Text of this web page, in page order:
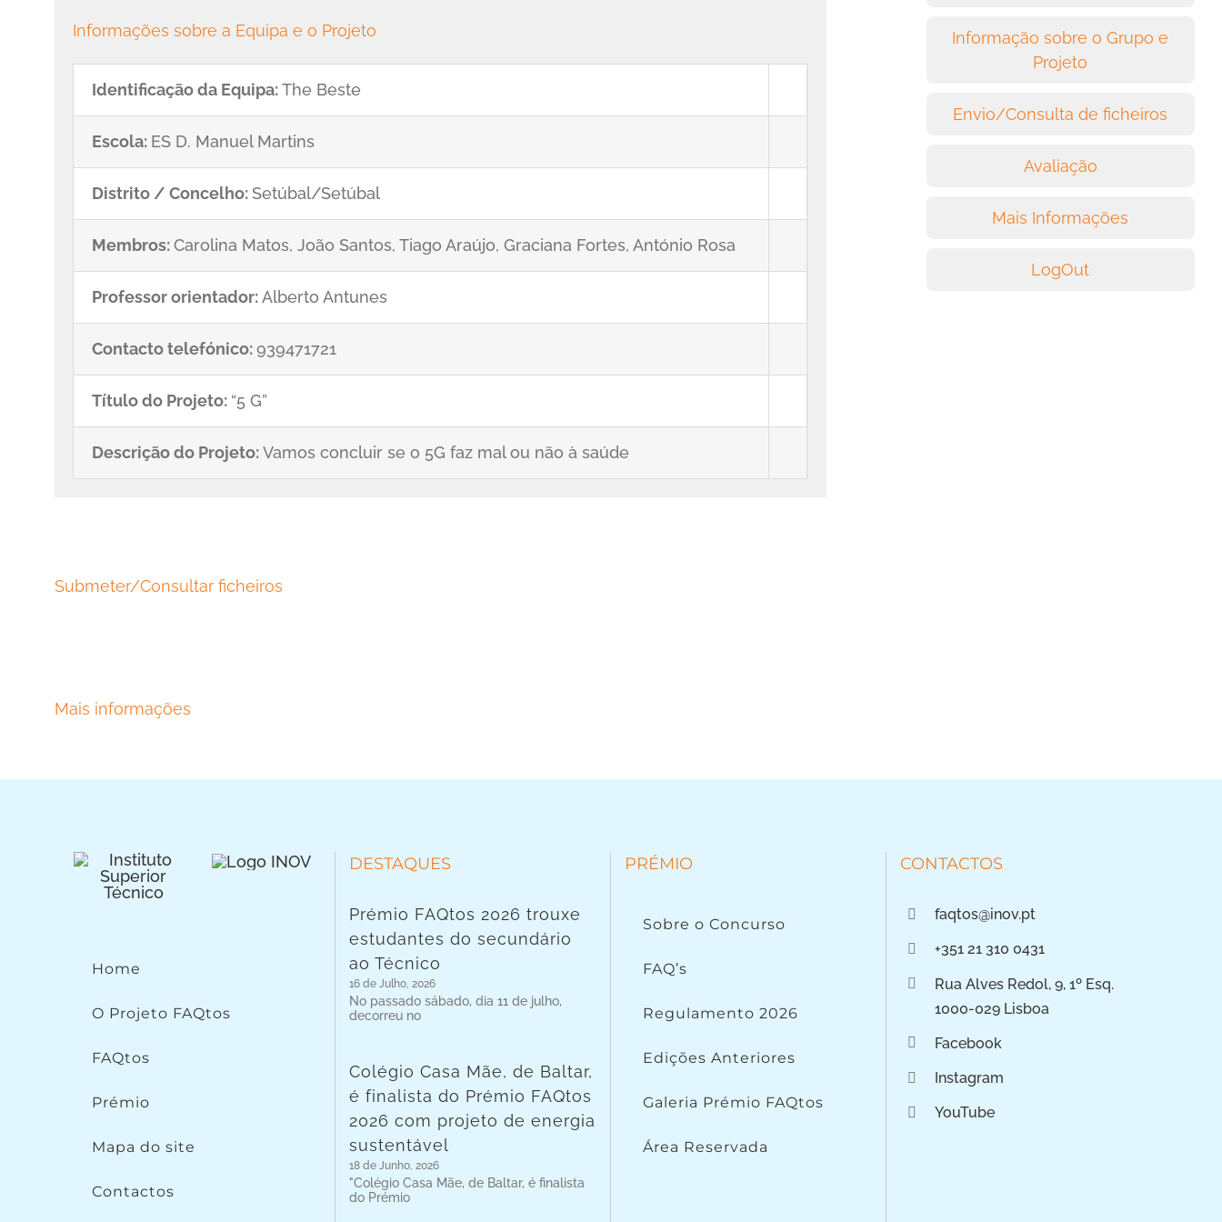
Informações sobre a Equipa e o Projeto
Identificação da Equipa:The Beste
Escola: ES D. Manuel Martins
Distrito / Concelho: Setúbal/Setúbal
Membros:Carolina Matos, João Santos, Tiago Araújo, Graciana Fortes, António Rosa
Professor orientador:Alberto Antunes
Contacto telefónico:939471721
Título do Projeto: “5 G”
Descrição do Projeto:Vamos concluir se o 5G faz mal ou não à saúde
Submeter/Consultar ficheiros
Mais informações
Informação sobre o Grupo e
Projeto
Envio/Consulta de ficheiros
Avaliação
Mais Informações
LogOut
Home
O Projeto FAQtos
FAQtos
Prémio
Mapa do site
Contactos
DESTAQUES
Prémio FAQtos 2026 trouxe
estudantes do secundário
ao Técnico
16 de Julho, 2026
No passado sábado, dia 11 de julho,
decorreu no
Colégio Casa Mãe, de Baltar,
é finalista do Prémio FAQtos
2026 com projeto de energia
sustentável
18 de Junho, 2026
"Colégio Casa Mãe, de Baltar, é finalista
do Prémio
PRÉMIO
Sobre o Concurso
FAQ’s
Regulamento 2026
Edições Anteriores
Galeria Prémio FAQtos
Área Reservada
CONTACTOS
faqtos@inov.pt
+351 21 310 0431
Rua Alves Redol, 9, 1º Esq.
1000-029 Lisboa
Facebook
Instagram
YouTube